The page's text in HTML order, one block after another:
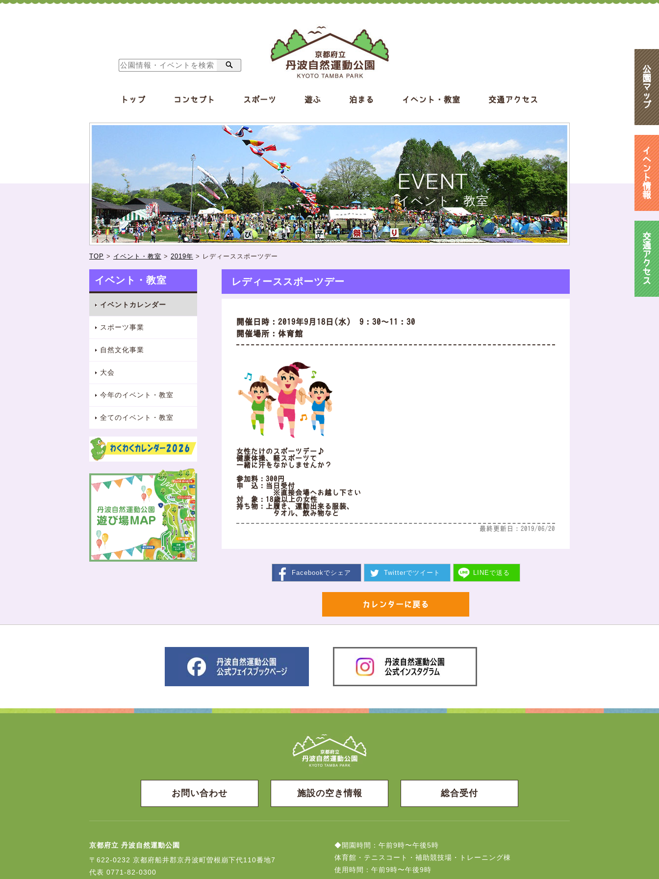
トップ コンセプト スポーツ 遊ぶ 泊まる イベント・教室 交通アクセス
公
園
マ
ッ
プ
イ
ベ
ン
ト
情
報
交
通
ア
ク
セ
ス
EVENT
イベント・教室
TOP > イベント・教室 > 2019年 > レディーススポーツデー
イベント・教室
イベントカレンダー
スポーツ事業
自然文化事業
大会
今年のイベント・教室
全てのイベント・教室
レディーススポーツデー
開催日時：2019年9月18日(水) 9：30～11：30
開催場所：体育館
女性だけのスポーツデー♪
健康体操、軽スポーツで
一緒に汗をながしませんか？
参加料：300円
申 込：当日受付
※直接会場へお越し下さい
対 象：18歳以上の女性
持ち物：上履き、運動出来る服装、
タオル、飲み物など
最終更新日：2019/06/20
Facebookでシェア Twitterでツイート LINEで送る
カレンダーに戻る
お問い合わせ 施設の空き情報 総合受付
京都府立 丹波自然運動公園
〒622-0232 京都府船井郡京丹波町曽根崩下代110番地7
代表 0771-82-0300
◆開園時間：午前9時〜午後5時
体育館・テニスコート・補助競技場・トレーニング棟
使用時間：午前9時〜午後9時